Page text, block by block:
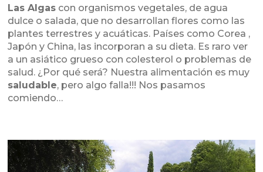
Las Algas con organismos vegetales, de agua
dulce o salada, que no desarrollan flores como las
plantes terrestres y acuáticas. Países como Corea ,
Japón y China, las incorporan a su dieta. Es raro ver
a un asiático grueso con colesterol o problemas de
salud. ¿Por qué será? Nuestra alimentación es muy
saludable, pero algo falla!!! Nos pasamos
comiendo…